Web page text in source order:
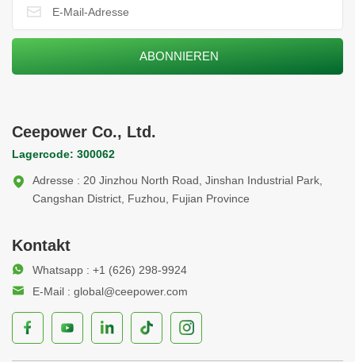
und großer Infrastruktur und garantiert einen effizienten
Betrieb und minimalen Wartungsaufwand.
Ceepower Co., Ltd.
Lagercode: 300062
Adresse : 20 Jinzhou North Road, Jinshan Industrial Park,
Cangshan District, Fuzhou, Fujian Province
Kontakt
Whatsapp : +1 (626) 298-9924
E-Mail : global@ceepower.com